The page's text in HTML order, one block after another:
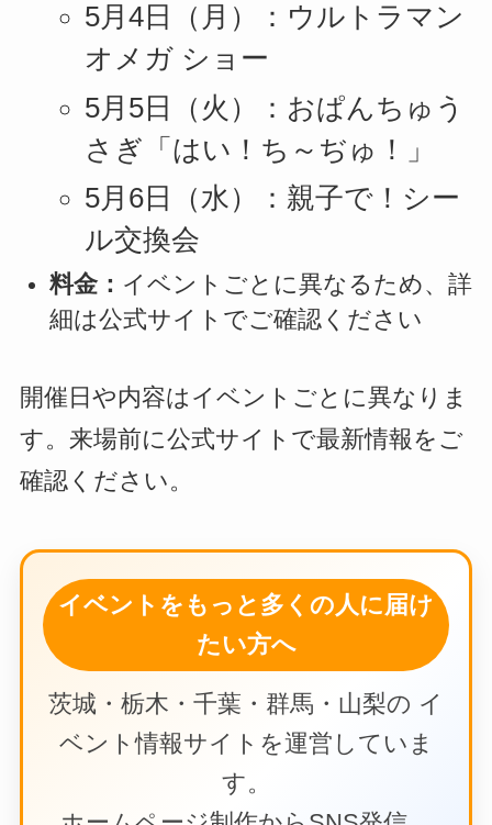
5月4日（月）：ウルトラマン
オメガ ショー
5月5日（火）：おぱんちゅう
さぎ「はい！ち～ぢゅ！」
5月6日（水）：親子で！シー
ル交換会
料金： イベントごとに異なるため、詳
細は公式サイトでご確認ください
開催日や内容はイベントごとに異なりま
す。来場前に公式サイトで最新情報をご
確認ください。
イベントをもっと多くの人に届け
たい方へ
茨城・栃木・千葉・群馬・山梨の イ
ベント情報サイトを運営していま
す。